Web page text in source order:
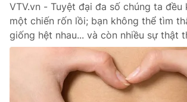
VTV.vn - Tuyệt đại đa số chúng ta đều
một chiến rốn lồi; bạn không thể tìm
giống hệt nhau... và còn nhiều sự thật